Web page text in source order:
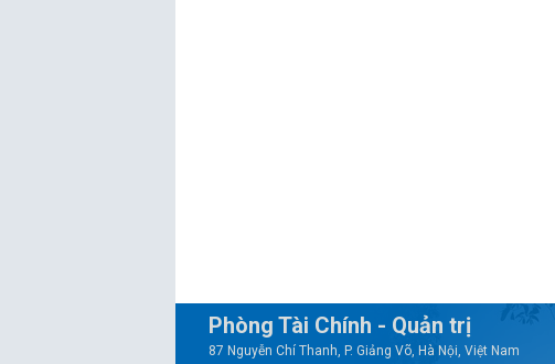
Phòng Tài Chính - Quản trị
87 Nguyễn Chí Thanh, P. Giảng Võ, Hà Nội, Việt Nam